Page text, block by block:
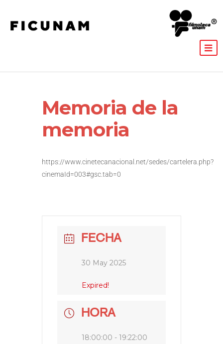
Memoria de la
memoria
https://www.cinetecanacional.net/sedes/cartelera.php?
cinemaId=003#gsc.tab=0
FECHA
30 May 2025
Expired!
HORA
18:00:00 - 19:22:00